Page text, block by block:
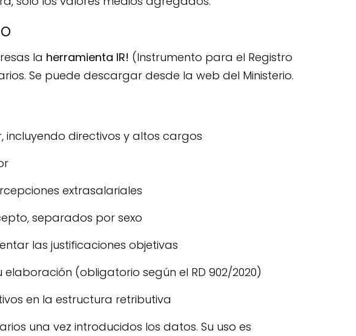
la herramienta IR! (Instrumento para el Registro
Se puede descargar desde la web del Ministerio.
directivos y altos cargos
extrasalariales
separados por sexo
las justificaciones objetivas
(obligatorio según el RD 902/2020)
en la estructura retributiva
una vez introducidos los datos. Su uso es